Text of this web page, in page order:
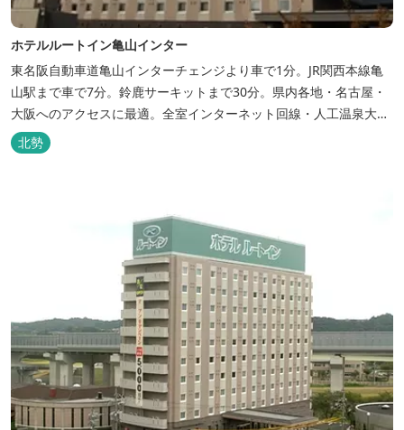
ホテルルートイン亀山インター
東名阪自動車道亀山インターチェンジより車で1分。JR関西本線亀
山駅まで車で7分。鈴鹿サーキットまで30分。県内各地・名古屋・
大阪へのアクセスに最適。全室インターネット回線・人工温泉大浴
場・無料平面駐車場89台完備。
北勢